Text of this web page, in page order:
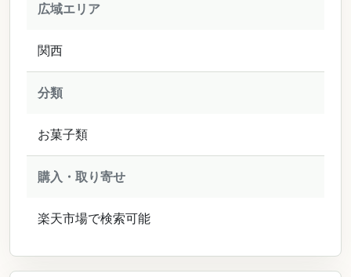
広域エリア
関西
分類
お菓子類
購入・取り寄せ
楽天市場で検索可能